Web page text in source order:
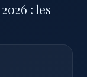
: les